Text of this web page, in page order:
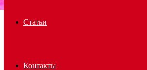
Статьи
Контакты